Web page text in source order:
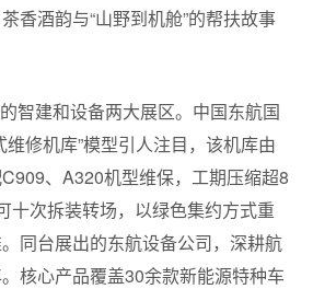
香酒韵与“山野到机舱”的帮扶故事
智建和设备两大展区。中国东航国
维修机库”模型引人注目，该机库由
、A320机型维保，工期压缩超8
十次拆装转场，以绿色集约方式重
同台展出的东航设备公司，深耕航
核心产品覆盖30余款新能源特种车